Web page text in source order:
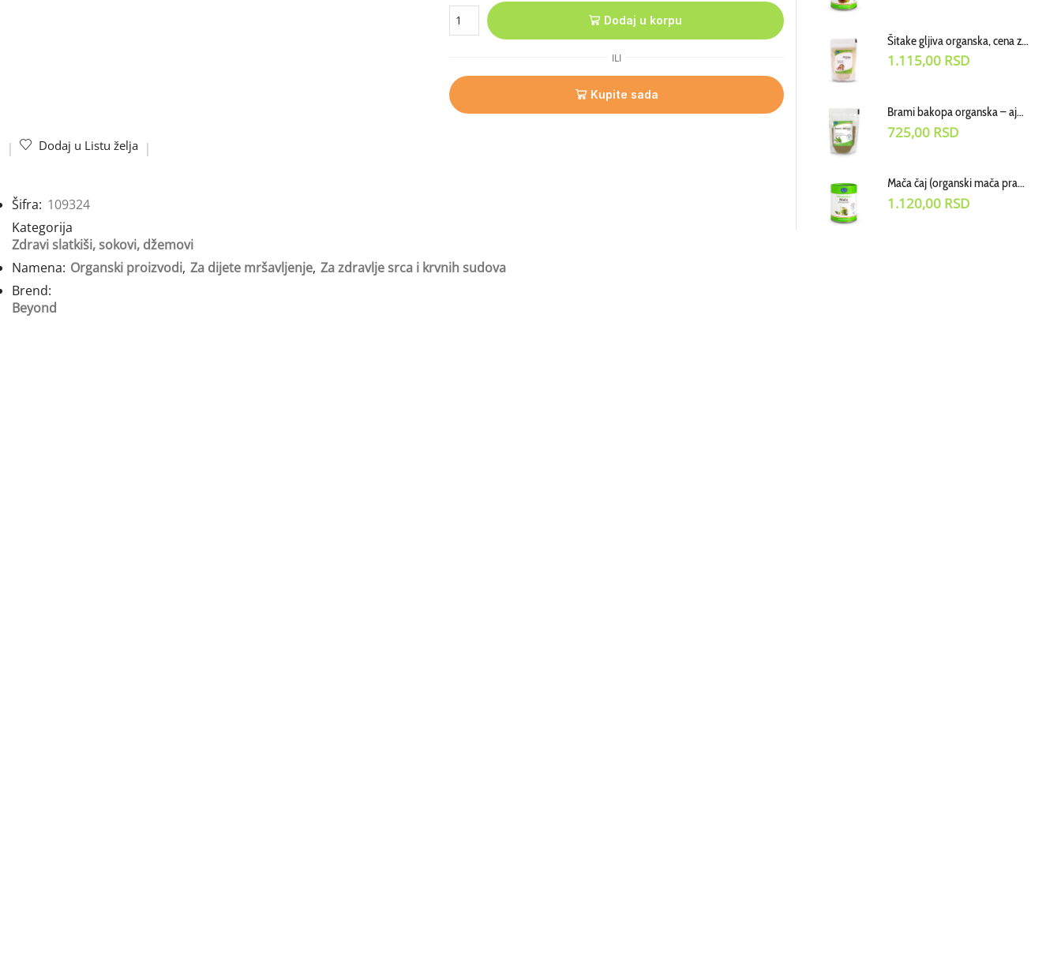
Dodaj u korpu
ILI
Kupite sada
Dodaj u Listu želja
Šifra: 109324
Kategorija
Zdravi slatkiši, sokovi, džemovi
Namena: Organski proizvodi, Za dijete mršavljenje, Za zdravlje srca i krvnih sudova
Brend:
Beyond
Šitake gljiva organska, cena za 100g
1.115,00 RSD
Brami bakopa organska – ajurvedski biljni prah, cena za 70 g
725,00 RSD
Mača čaj (organski mača prah) cena za 50g
1.120,00 RSD